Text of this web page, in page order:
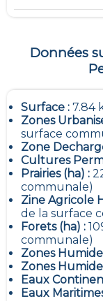
Données
Surface : 7.84
Zones
surface
Zone
Cultures
Prairies (ha) :
communale)
Zine Agricole
de la surface
Forets (ha) :
communale)
Zones
Zones
Eaux
Eaux